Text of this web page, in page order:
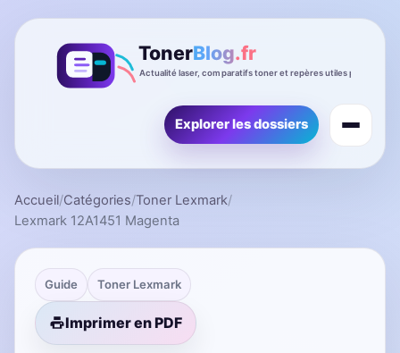
Explorer les dossiers
Accueil/Catégories/Toner Lexmark/
Lexmark 12A1451 Magenta
Guide Toner Lexmark
Imprimer en PDF